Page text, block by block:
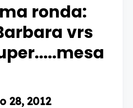
ronda:
vrs
28, 2012